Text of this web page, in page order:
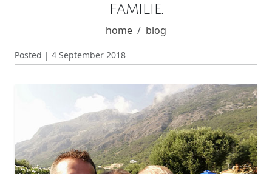
familie.
home blog
Posted | 4 September 2018